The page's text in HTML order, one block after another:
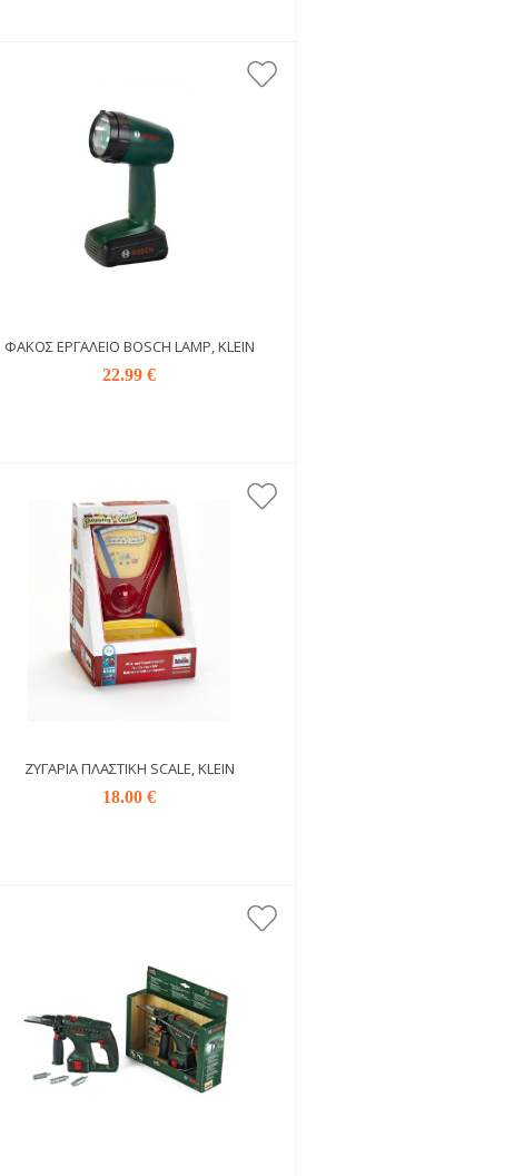
ΦΑΚΌΣ ΕΡΓΑΛΕΊΟ BOSCH LAMP, KLEIN
22.99 €
ΖΥΓΑΡΊΑ ΠΛΑΣΤΙΚΉ SCALE, KLEIN
18.00 €